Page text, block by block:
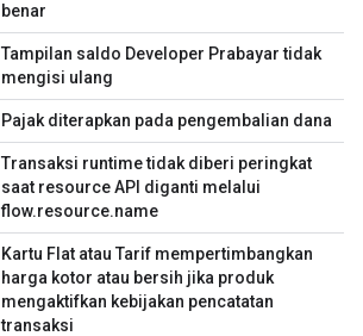
benar
Tampilan saldo Developer Prabayar tidak
mengisi ulang
Pajak diterapkan pada pengembalian dana
Transaksi runtime tidak diberi peringkat
saat resource API diganti melalui
flow.resource.name
Kartu Flat atau Tarif mempertimbangkan
harga kotor atau bersih jika produk
mengaktifkan kebijakan pencatatan
transaksi